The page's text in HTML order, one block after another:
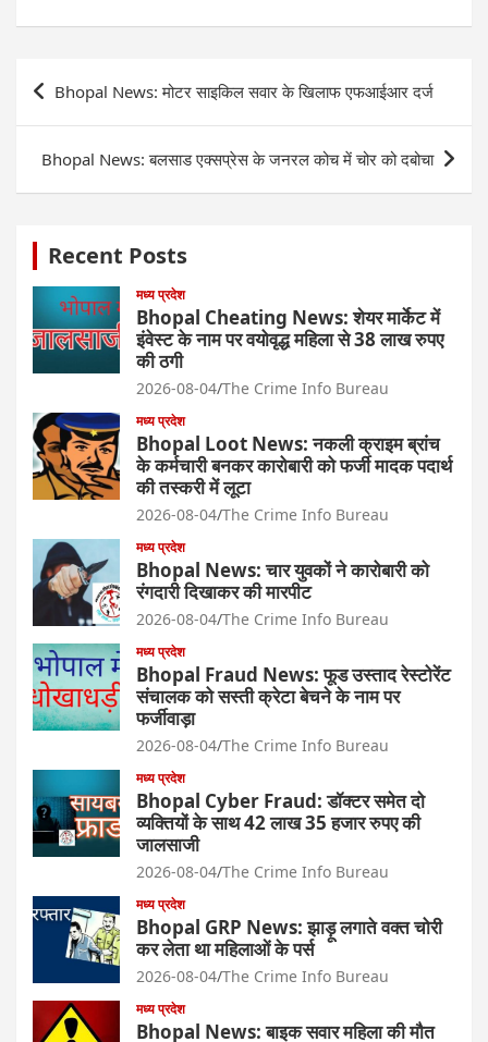
Post
navigation
Bhopal News: मोटर साइकिल सवार के खिलाफ एफआईआर दर्ज
Bhopal News: बलसाड एक्सप्रेस के जनरल कोच में चोर को दबोचा
Recent Posts
मध्य प्रदेश
Bhopal Cheating News: शेयर मार्केट में
इंवेस्ट के नाम पर वयोवृद्ध महिला से 38 लाख रुपए
की ठगी
2026-08-04 The Crime Info Bureau
मध्य प्रदेश
Bhopal Loot News: नकली क्राइम ब्रांच
के कर्मचारी बनकर कारोबारी को फर्जी मादक पदार्थ
की तस्करी में लूटा
2026-08-04 The Crime Info Bureau
मध्य प्रदेश
Bhopal News: चार युवकों ने कारोबारी को
रंगदारी दिखाकर की मारपीट
2026-08-04 The Crime Info Bureau
मध्य प्रदेश
Bhopal Fraud News: फूड उस्ताद रेस्टोरेंट
संचालक को सस्ती क्रेटा बेचने के नाम पर
फर्जीवाड़ा
2026-08-04 The Crime Info Bureau
मध्य प्रदेश
Bhopal Cyber Fraud: डॉक्टर समेत दो
व्यक्तियों के साथ 42 लाख 35 हजार रुपए की
जालसाजी
2026-08-04 The Crime Info Bureau
मध्य प्रदेश
Bhopal GRP News: झाड़ू लगाते वक्त चोरी
कर लेता था महिलाओं के पर्स
2026-08-04 The Crime Info Bureau
मध्य प्रदेश
Bhopal News: बाइक सवार महिला की मौत